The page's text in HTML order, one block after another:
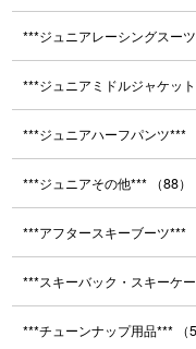
***ジュニアレーシングスー
***ジュニアミドルジャケッ
***ジュニアハーフパンツ***
***ジュニアその他*** （88）
***アフタースキーブーツ***
***スキーバック・スキーケ
***チューンナップ用品*** （